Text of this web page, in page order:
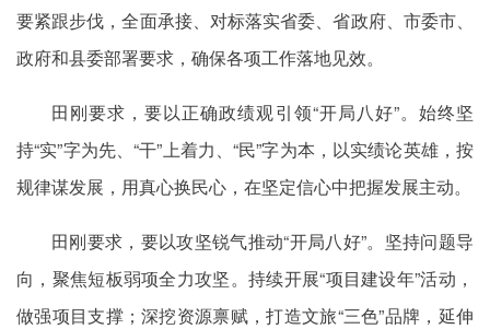
要紧跟步伐，全面承接、对标落实省委、省政府、市委市、
政府和县委部署要求，确保各项工作落地见效。
田刚要求，要以正确政绩观引领“开局八好”。始终坚
持“实”字为先、“干”上着力、“民”字为本，以实绩论英雄，按
规律谋发展，用真心换民心，在坚定信心中把握发展主动。
田刚要求，要以攻坚锐气推动“开局八好”。坚持问题导
向，聚焦短板弱项全力攻坚。持续开展“项目建设年”活动，
做强项目支撑；深挖资源禀赋，打造文旅“三色”品牌，延伸